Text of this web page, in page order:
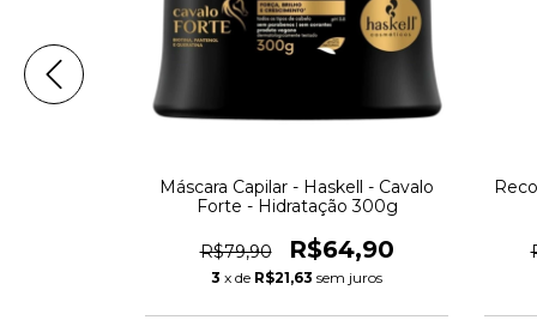
Máscara Capilar - Haskell - Cavalo
Forte - Hidratação 300g
R$79,90 R$64,90
3 x de R$21,63 sem juros